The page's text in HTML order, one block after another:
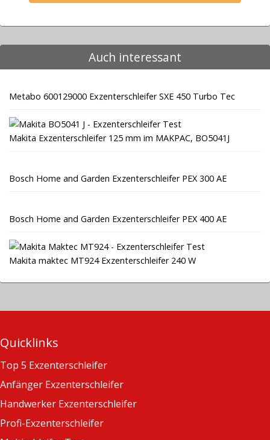
Auch interessant
Metabo 600129000 Exzenterschleifer SXE 450 Turbo Tec
Makita Exzenterschleifer 125 mm im MAKPAC, BO5041J
Bosch Home and Garden Exzenterschleifer PEX 300 AE
Bosch Home and Garden Exzenterschleifer PEX 400 AE
Makita maktec MT924 Exzenterschleifer 240 W
Quicklinks
Top 5 Exzenterschleifer
Anfänger Exzenterschleifer
Handwerker Exzenterschleifer
Profi-Exzenterschleifer